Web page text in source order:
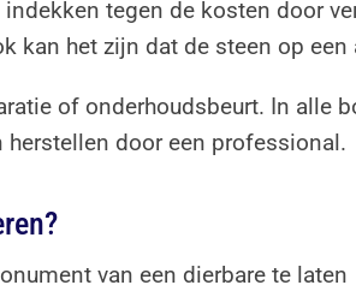
tegen de kosten door
kan het zijn dat de steen op
of onderhoudsbeurt. In alle
door een professional.
van een dierbare te laten